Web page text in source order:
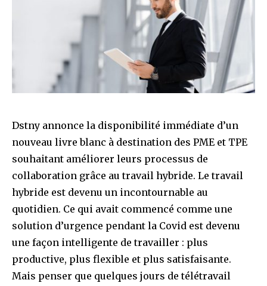
Dstny annonce la disponibilité immédiate d’un
nouveau livre blanc à destination des PME et TPE
souhaitant améliorer leurs processus de
collaboration grâce au travail hybride. Le travail
hybride est devenu un incontournable au
quotidien. Ce qui avait commencé comme une
solution d’urgence pendant la Covid est devenu
une façon intelligente de travailler : plus
productive, plus flexible et plus satisfaisante.
Mais penser que quelques jours de télétravail